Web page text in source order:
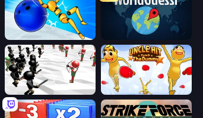
Playground Man! Ragdoll Show! WorldGuessr Free GeoGuessr
Stickman Simulator: Final Battle Uncle Hit: Punch the Dummy